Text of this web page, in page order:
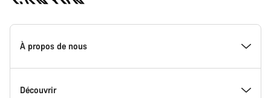
Page
d'accueil
Canyon
-
À propos de nous
Inside Canyon
Découvrir